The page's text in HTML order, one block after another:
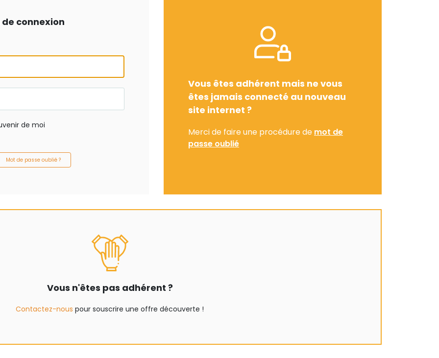
connexion
de moi
Mot de passe oublié ?
Vous êtes adhérent mais ne vous
êtes jamais connecté au nouveau
site internet ?
Merci de faire une procédure de mot de
passe oublié
Vous n'êtes pas adhérent ?
Contactez-nous pour souscrire une offre découverte !